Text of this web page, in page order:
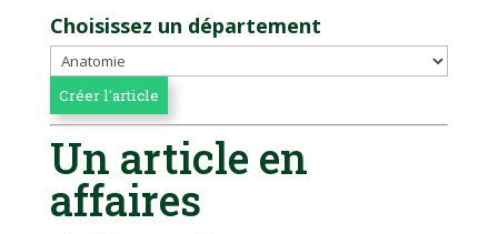
Choisissez un département
Un article en
affaires